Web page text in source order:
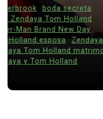
Muchos
los riesgos del
revela
información